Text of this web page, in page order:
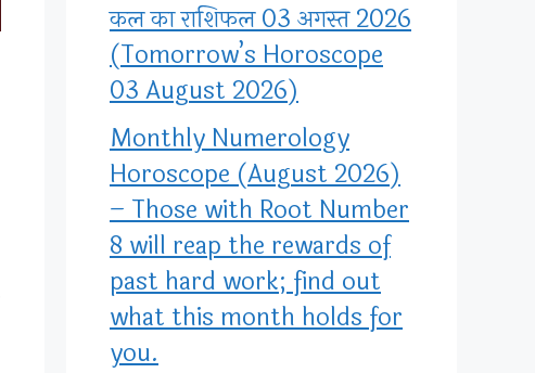
कल का राशिफल 03 अगस्त 2026
(Tomorrow’s Horoscope
03 August 2026)
Monthly Numerology
Horoscope (August 2026)
– Those with Root Number
8 will reap the rewards of
past hard work; find out
what this month holds for
you.